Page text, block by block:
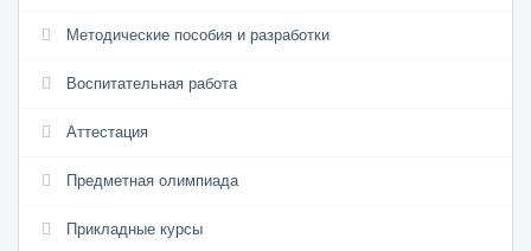
Методические пособия и разработки
Воспитательная работа
Аттестация
Предметная олимпиада
Прикладные курсы